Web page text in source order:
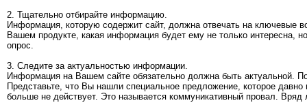
2. Тщательно отбирайте информацию.
Информация, которую содержит сайт, должна отвечать на ключевые
Вашем продукте, какая информация будет ему не только интересна,
опрос.
3. Следите за актуальностью информации.
Информация на Вашем сайте обязательно должна быть актуальной.
Представьте, что Вы нашли специальное предложение, которое
больше не действует. Это называется коммуникативный провал.